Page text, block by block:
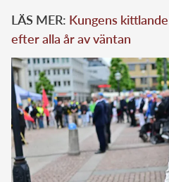
LÄS MER: Kungens
efter alla år av väntan